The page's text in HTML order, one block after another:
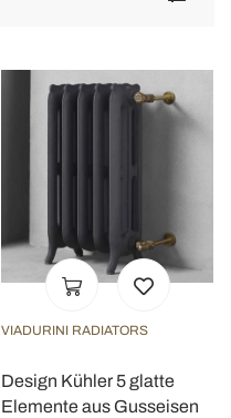
VIADURINI RADIATORS
Design Kühler 5 glatte
Elemente aus Gusseisen